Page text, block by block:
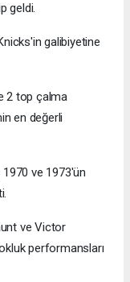
geldi.
galibiyetine
2 top çalma
en değerli
ve 1973'ün
ve Victor
performansları